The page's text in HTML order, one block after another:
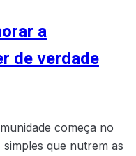
a
de verdade
começa no
que nutrem as